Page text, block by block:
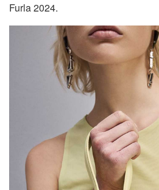
Furla 2024.